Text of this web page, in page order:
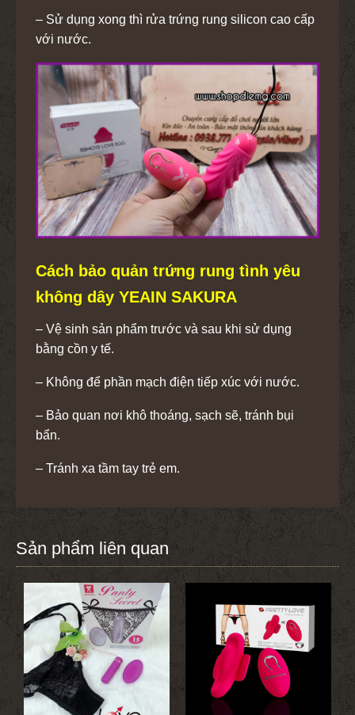
– Sử dụng xong thì rửa trứng rung silicon cao cấp
với nước.
Cách bảo quản trứng rung tình yêu
không dây YEAIN SAKURA
– Vệ sinh sản phẩm trước và sau khi sử dụng
bằng cồn y tế.
– Không để phần mạch điện tiếp xúc với nước.
– Bảo quan nơi khô thoáng, sạch sẽ, tránh bụi
bẩn.
– Tránh xa tầm tay trẻ em.
Sản phẩm liên quan